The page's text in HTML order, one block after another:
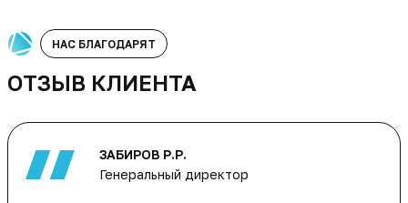
НАС БЛАГОДАРЯТ
ОТЗЫВ КЛИЕНТА
ЗАБИРОВ Р.Р.
Генеральный директор